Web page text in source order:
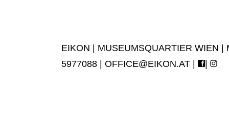
EIKON | MUSEUMSQUARTIER WIEN
5977088 | OFFICE@EIKON.AT | |